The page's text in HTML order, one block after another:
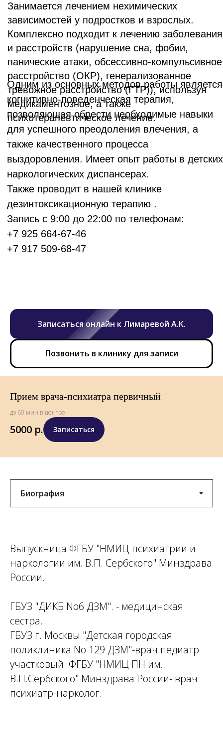
Также проводит в нашей клинике
дезинтоксикационную терапию .
Запись с 9:00 до 22:00 по телефонам:
+7 925 664-67-46
+7 917 509-68-47
Записаться онлайн к Лимаревой А.К.
Позвонить в клинику для записи
Прием врача-психиатра первичный
до 60 мин в центре
5000 р. Записаться
Выпускница ФГБУ "НМИЦ психиатрии и
наркологии им. В.П. Сербского" Минздрава
России.
ГБУЗ "ДИКБ No6 ДЗМ". - медицинская
сестра.
ГБУЗ г. Москвы "Детская городская
поликлиника No 129 ДЗМ"-врач педиатр
участковый. ФГБУ "НМИЦ ПН им.
В.П.Сербского" Минздрава России- врач
психиатр-нарколог.